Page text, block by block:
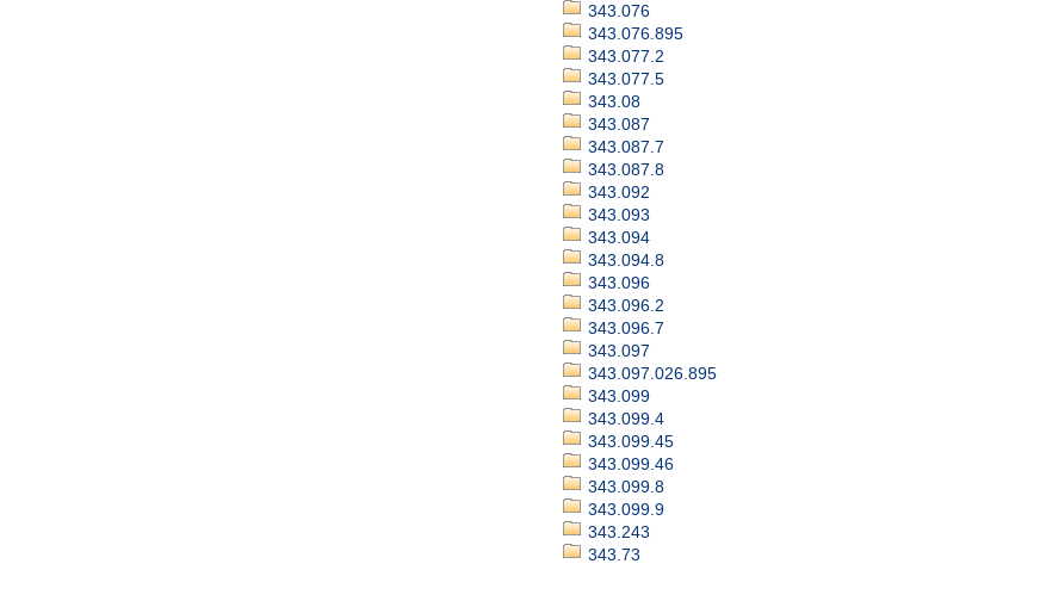
343.076
343.076.895
343.077.2
343.077.5
343.08
343.087
343.087.7
343.087.8
343.092
343.093
343.094
343.094.8
343.096
343.096.2
343.096.7
343.097
343.097.026.895
343.099
343.099.4
343.099.45
343.099.46
343.099.8
343.099.9
343.243
343.73